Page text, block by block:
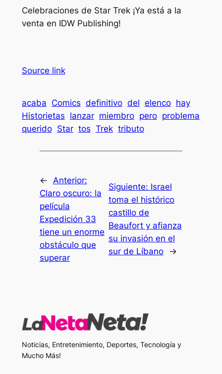
Celebraciones de Star Trek ¡Ya está a la
venta en IDW Publishing!
Source link
acaba Comics definitivo del elenco hay
Historietas lanzar miembro pero problema
querido Star tos Trek tributo
← Anterior:
Claro oscuro: la
película
Expedición 33
tiene un enorme
obstáculo que
superar
Siguiente: Israel
toma el histórico
castillo de
Beaufort y afianza
su invasión en el
sur de Líbano
→
Noticias, Entretenimiento, Deportes, Tecnología y
Mucho Más!